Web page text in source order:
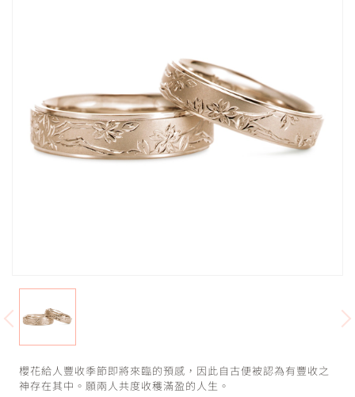
櫻花給人豐收季節即將來臨的預感，因此自古便被認為有豐收之
神存在其中。願兩人共度收穫滿盈的人生。